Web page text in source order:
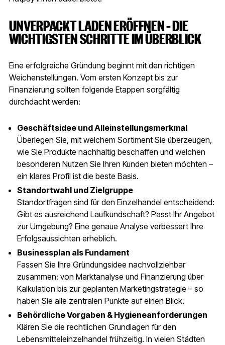
UNVERPACKT LADEN ERÖFFNEN – DIE
WICHTIGSTEN SCHRITTE IM ÜBERBLICK
Eine erfolgreiche Gründung beginnt mit den richtigen
Weichenstellungen. Vom ersten Konzept bis zur
Finanzierung sollten folgende Etappen sorgfältig
durchdacht werden:
Geschäftsidee und Alleinstellungsmerkmal
Überlegen Sie, mit welchem Sortiment Sie überzeugen,
wie Sie Produkte nachhaltig beschaffen und welchen
besonderen Nutzen Sie Ihren Kunden bieten möchten –
ein klares Profil ist die beste Basis.
Standortwahl und Zielgruppe
Standortfragen sind für den Einzelhandel entscheidend:
Gibt es ausreichend Laufkundschaft? Passt Ihr Angebot
zur Umgebung? Eine genaue Analyse verbessert Ihre
Erfolgsaussichten erheblich.
Businessplan als Fundament
Fassen Sie Ihre Gründungsidee nachvollziehbar
zusammen: von Marktanalyse und Finanzierung über
Kalkulation bis zur geplanten Marketingstrategie – so
haben Sie alle zentralen Punkte auf einen Blick.
Behördliche Vorgaben & Hygieneanforderungen
Klären Sie die rechtlichen Grundlagen für den
Lebensmitteleinzelhandel frühzeitig. In vielen Städten